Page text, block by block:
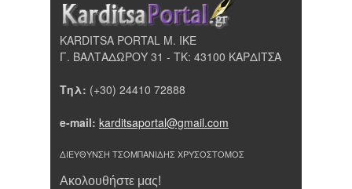
KARDITSA PORTAL Μ. ΙΚΕ
Γ. ΒΑΛΤΑΔΩΡΟΥ 31 - ΤΚ: 43100 ΚΑΡΔΙΤΣΑ
Τηλ: (+30) 24410 72888
e-mail: karditsaportal@gmail.com
ΔΙΕΥΘΥΝΣΗ ΤΣΟΜΠΑΝΙΔΗΣ ΧΡΥΣΟΣΤΟΜΟΣ
Ακολουθήστε μας!